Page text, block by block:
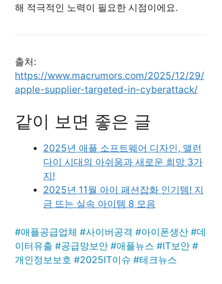
해 적극적인 노력이 필요한 시점이에요.
출처:
https://www.macrumors.com/2025/12/29/
apple-supplier-targeted-in-cyberattack/
같이 보면 좋은 글
2025년 애플 소프트웨어 디자인, 앨런
다이 시대의 아쉬움과 새로운 희망 3가
지!
2025년 11월 아이 패션잡화 인기템! 지
금 뜨는 실속 아이템 8 모음
#애플공급업체 #사이버공격 #아이폰생산 #데
이터유출 #공급망보안 #애플뉴스 #IT보안 #
개인정보보호 #2025IT이슈 #테크뉴스